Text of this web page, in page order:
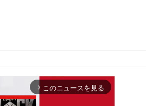
arrow_forward_ios このニュースを見る